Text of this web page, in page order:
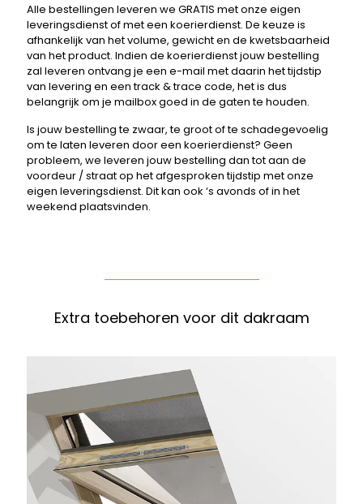
Alle bestellingen leveren we GRATIS met onze eigen
leveringsdienst of met een koerierdienst. De keuze is
afhankelijk van het volume, gewicht en de kwetsbaarheid
van het product. Indien de koerierdienst jouw bestelling
zal leveren ontvang je een e-mail met daarin het tijdstip
van levering en een track & trace code, het is dus
belangrijk om je mailbox goed in de gaten te houden.
Is jouw bestelling te zwaar, te groot of te schadegevoelig
om te laten leveren door een koerierdienst? Geen
probleem, we leveren jouw bestelling dan tot aan de
voordeur / straat op het afgesproken tijdstip met onze
eigen leveringsdienst. Dit kan ook ‘s avonds of in het
weekend plaatsvinden.
Extra toebehoren voor dit dakraam